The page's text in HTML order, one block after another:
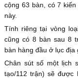
cộng 63 bàn, có 7
này.
Tính riêng tại vòng
cũng có 8 bàn sau 8
bàn hàng đầu ở lục địa
Chân sút số một lịch
tạo/112 trận) sẽ